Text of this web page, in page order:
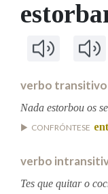
Facebook
TwitterYoutube
BUSCAR NOS
Comeza por
verbo transitivo
Nada estorbou os
CONFRÓNTESE
verbo
Tes que quitar o